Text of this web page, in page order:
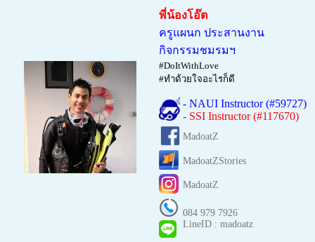
พี่น้องโอ๊ต
ครูแผนก ประสานงาน
กิจกรรมชมรมฯ
#DoItWithLove
#ทำด้วยใจอะไรก็ดี
- NAUI Instructor (#59727)
- SSI Instructor (#117670)
MadoatZ
MadoatZStories
MadoatZ
084 979 7926
LineID : madoatz